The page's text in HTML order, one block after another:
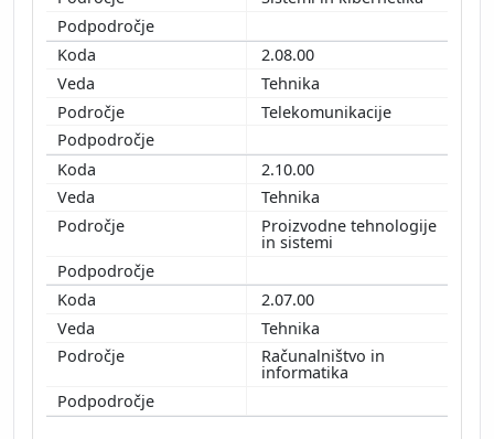
2.08.00
Tehnika
Telekomunikacije
2.10.00
Tehnika
Proizvodne tehnologije
in sistemi
2.07.00
Tehnika
Računalništvo in
informatika